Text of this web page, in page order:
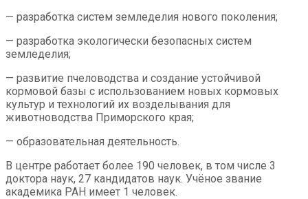
— разработка систем земледелия нового поколения;
— разработка экологически безопасных систем
земледелия;
— развитие пчеловодства и создание устойчивой
кормовой базы с использованием новых кормовых
культур и технологий их возделывания для
животноводства Приморского края;
— образовательная деятельность.
В центре работает более 190 человек, в том числе 3
доктора наук, 27 кандидатов наук. Учёное звание
академика РАН имеет 1 человек.